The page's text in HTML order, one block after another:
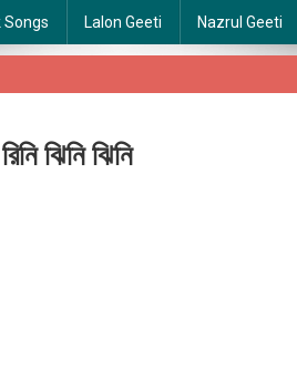
Songs Lalon Geeti Nazrul Geeti
ঝিনি ঝিনি